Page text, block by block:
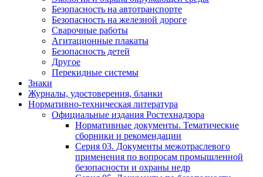
Безопасность на автотранспорте
Безопасность на железной дороге
Сварочные работы
Агитационные плакаты
Безопасность детей
Другое
Перекидные системы
Знаки
Журналы, удостоверения, бланки
Нормативно-техническая литература
Официальные издания Ростехнадзора
Нормативные документы. Тематические
сборники и рекомендации
Серия 03. Документы межотраслевого
применения по вопросам промышленной
безопасности и охраны недр